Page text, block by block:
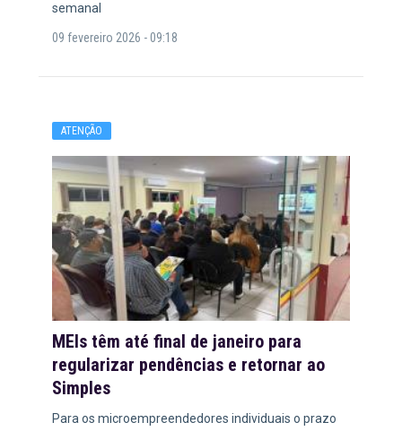
semanal
09 fevereiro 2026 - 09:18
ATENÇÃO
MEIs têm até final de janeiro para
regularizar pendências e retornar ao
Simples
Para os microempreendedores individuais o prazo